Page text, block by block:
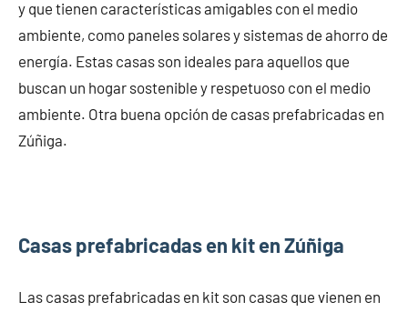
y que tienen características amigables con el medio
ambiente, como paneles solares y sistemas de ahorro de
energía. Estas casas son ideales para aquellos que
buscan un hogar sostenible y respetuoso con el medio
ambiente. Otra buena opción de casas prefabricadas en
Zúñiga.
Casas prefabricadas en kit en Zúñiga
Las casas prefabricadas en kit son casas que vienen en